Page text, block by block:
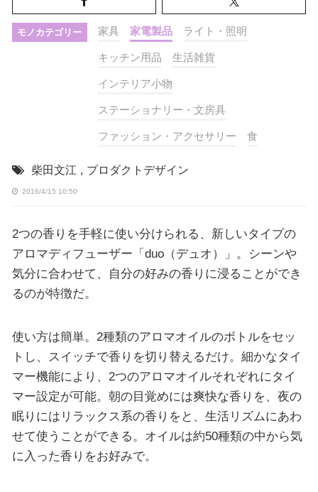
モノカテゴリー 家具 家電製品 ライト・照明
キッチン用品 生活雑貨
インテリア小物
ステーショナリー・文房具
ファッション・アクセサリー 食
柴田文江 , プロダクトデザイン
2016/4/15 10:50
2つの香りを手軽に使い分けられる、新しいタイプの
アロマディフューザー「duo（デュオ）」。シーンや
気分に合わせて、自分の好みの香りに浸ることができ
るのが特徴だ。
使い方は簡単。2種類のアロマオイルのボトルをセッ
トし、スイッチで香りを切り替えるだけ。細かなタイ
マー機能により、2つのアロマオイルそれぞれにタイ
マー設定が可能。朝の目覚めには爽快な香りを、夜の
眠りにはリラックス系の香りをと、生活リズムにあわ
せて使うことができる。オイルは約50種類の中から気
に入った香りをお好みで。